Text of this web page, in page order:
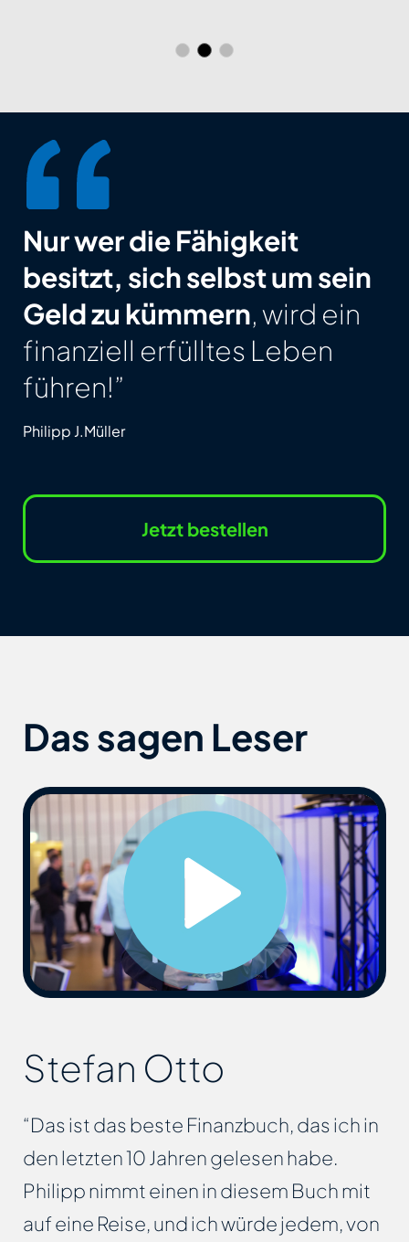
Nur wer die Fähigkeit
besitzt, sich selbst um sein
Geld zu kümmern, wird ein
finanziell erfülltes Leben
führen!”
Philipp J.Müller
Jetzt bestellen
Das sagen Leser
Stefan Otto
“Das ist das beste Finanzbuch, das ich in
den letzten 10 Jahren gelesen habe.
Philipp nimmt einen in diesem Buch mit
auf eine Reise, und ich würde jedem, von